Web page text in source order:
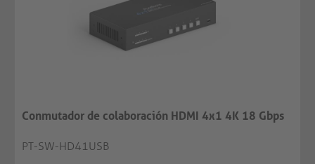
Conmutador de colaboración HDMI 4x1 4K 18 Gbps
PT-SW-HD41USB